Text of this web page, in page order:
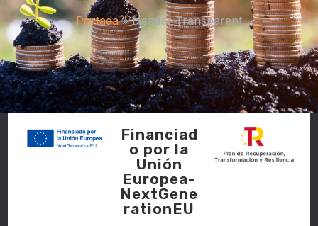
Portada»Header Transparent
Financiad
o por la
Unión
Europea-
NextGene
rationEU